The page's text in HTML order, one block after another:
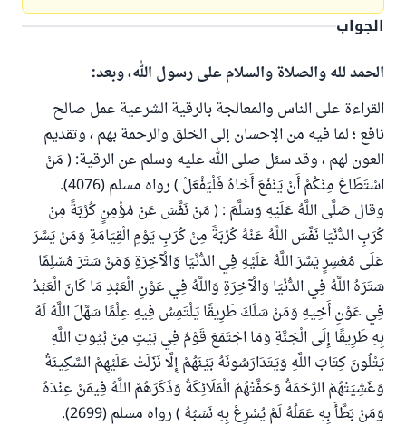
الجواب
الحمد لله والصلاة والسلام على رسول الله، وبعد:
القراءة على الناس والمعالجة بالرقية الشرعية عمل صالح
نافع ؛ لما فيه من الإحسان إلى الخلق والرحمة بهم ، وتقديم
العون لهم ، وقد سئل صلى الله عليه وسلم عن الرقية: ( مَنْ
اسْتَطَاعَ مِنْكُمْ أَنْ يَنْفَعَ أَخَاهُ فَلْيَفْعَلْ ) رواه مسلم (4076).
وقال صَلَّى اللَّهُ عَلَيْهِ وَسَلَّمَ : ( مَنْ نَفَّسَ عَنْ مُؤْمِنٍ كُرْبَةً مِنْ
كُرَبِ الدُّنْيَا نَفَّسَ اللَّهُ عَنْهُ كُرْبَةً مِنْ كُرَبِ يَوْمِ الْقِيَامَةِ وَمَنْ يَسَّرَ
عَلَى مُعْسِرٍ يَسَّرَ اللَّهُ عَلَيْهِ فِي الدُّنْيَا وَالْآخِرَةِ وَمَنْ سَتَرَ مُسْلِمًا
سَتَرَهُ اللَّهُ فِي الدُّنْيَا وَالْآخِرَةِ وَاللَّهُ فِي عَوْنِ الْعَبْدِ مَا كَانَ الْعَبْدُ
فِي عَوْنِ أَخِيهِ وَمَنْ سَلَكَ طَرِيقًا يَلْتَمِسُ فِيهِ عِلْمًا سَهَّلَ اللَّهُ لَهُ
بِهِ طَرِيقًا إِلَى الْجَنَّةِ وَمَا اجْتَمَعَ قَوْمٌ فِي بَيْتٍ مِنْ بُيُوتِ اللَّهِ
يَتْلُونَ كِتَابَ اللَّهِ وَيَتَدَارَسُونَهُ بَيْنَهُمْ إِلَّا نَزَلَتْ عَلَيْهِمْ السَّكِينَةُ
وَغَشِيَتْهُمْ الرَّحْمَةُ وَحَفَّتْهُمْ الْمَلَائِكَةُ وَذَكَرَهُمْ اللَّهُ فِيمَنْ عِنْدَهُ
وَمَنْ بَطَّأَ بِهِ عَمَلُهُ لَمْ يُسْرِعْ بِهِ نَسَبُهُ ) رواه مسلم (2699).